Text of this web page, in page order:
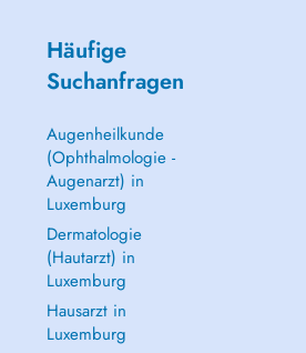
Häufige
Suchanfragen
Augenheilkunde
(Ophthalmologie -
Augenarzt) in
Luxemburg
Dermatologie
(Hautarzt) in
Luxemburg
Hausarzt in
Luxemburg